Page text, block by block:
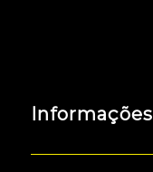
Informações